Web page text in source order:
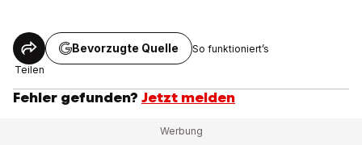
Teilen
Bevorzugte Quelle So funktioniert’s
Fehler gefunden? Jetzt melden